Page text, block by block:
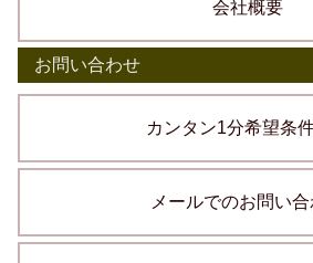
会社概要
お問い合わせ
カンタン1分希望条
メールでのお問い